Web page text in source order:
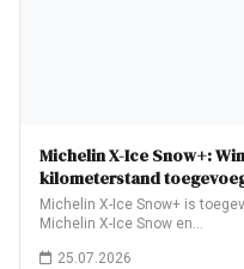
Michelin X-Ice Snow+:
kilometerstand
Michelin X-Ice Snow+ is
Michelin X-Ice Snow en…
25.07.2026